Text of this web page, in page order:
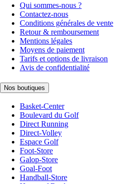
Qui sommes-nous ?
Contactez-nous
Conditions générales de vente
Retour & remboursement
Mentions légales
Moyens de paiement
Tarifs et options de livraison
Avis de confidentialité
Nos boutiques
Basket-Center
Boulevard du Golf
Direct Running
Direct-Volley
Espace Golf
Foot-Store
Galop-Store
Goal-Foot
Handball-Store